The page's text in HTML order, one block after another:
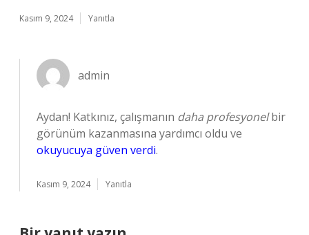
Kasım 9, 2024 Yanıtla
admin
Aydan! Katkınız, çalışmanın daha profesyonelbir
görünüm kazanmasına yardımcı oldu ve
okuyucuya güven verdi.
Kasım 9, 2024 Yanıtla